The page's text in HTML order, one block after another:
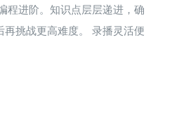
程进阶。知识点层层递进，确
挑战更高难度。 录播灵活便